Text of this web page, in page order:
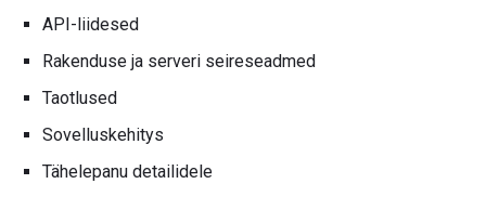
API-liidesed
Rakenduse ja serveri seireseadmed
Taotlused
Sovelluskehitys
Tähelepanu detailidele